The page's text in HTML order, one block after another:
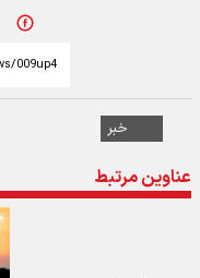
خبر
عناوین مرتبط